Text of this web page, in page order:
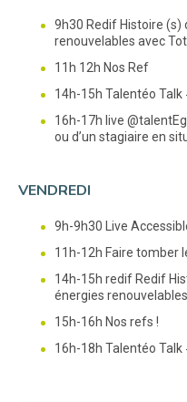
9h30 Redif Histoire (s)
renouvelables avec
11h 12h Nos Ref
14h-15h Talentéo Talk
16h-17h live
ou d’un stagiaire en
VENDREDI
9h-9h30 Live
11h-12h Faire tomber
14h-15h redif Redif
énergies
15h-16h Nos refs !
16h-18h Talentéo Talk